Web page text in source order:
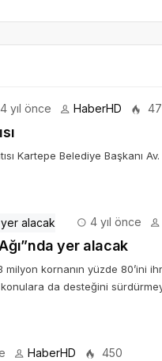
4 yıl önce HaberHD
Kartepe Belediye Başkanı Av.
4 yıl önce
yer alacak
milyon kornanın yüzde 80’ini
da desteğini
HaberHD 450